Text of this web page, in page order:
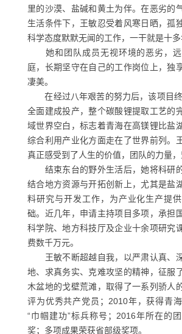
里的沙漠、盐碱和黄土为伴。在恶劣的
生活条件下，王敏忍受着风寒日晒，孤
科学态度默默无闻的工作，一干就是十多
她和团队成员无视环境的恶劣，远
庭，长期坚守在自己的工作岗位上，独
凄美。
在经过八年艰苦的努力后，该项目
全面建成投产，整个碳酸锂提取工艺的
域世界空白，标志着青海在高镁锂比盐
综合利用产业化方面走在了世界前列。
真正感受到了人生的价值，团队的力量，
结束东台的野外生活后，她将科研
结合地方资源与开拓创新上，尤其是盐
料研究与开发工作，为产业化生产提
础。近几年，申请主持项目多项，承担
科学院、地方科技厅及企业十余项研究
费数千万元。
王敏不断超越自我，以严肃认真、
地、求真务实、克难攻坚的精神，征服
木盆地的戈壁荒滩，取得了一系列骄人
评为优秀共产党员；2010年，获得青
“巾帼建功”标兵称号；2016年所在的
奖；多项成果荣获省部级奖项。